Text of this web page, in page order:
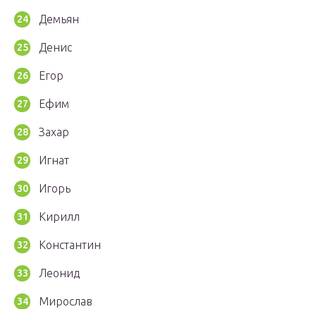
Демьян
Денис
Егор
Ефим
Захар
Игнат
Игорь
Кирилл
Константин
Леонид
Мирослав